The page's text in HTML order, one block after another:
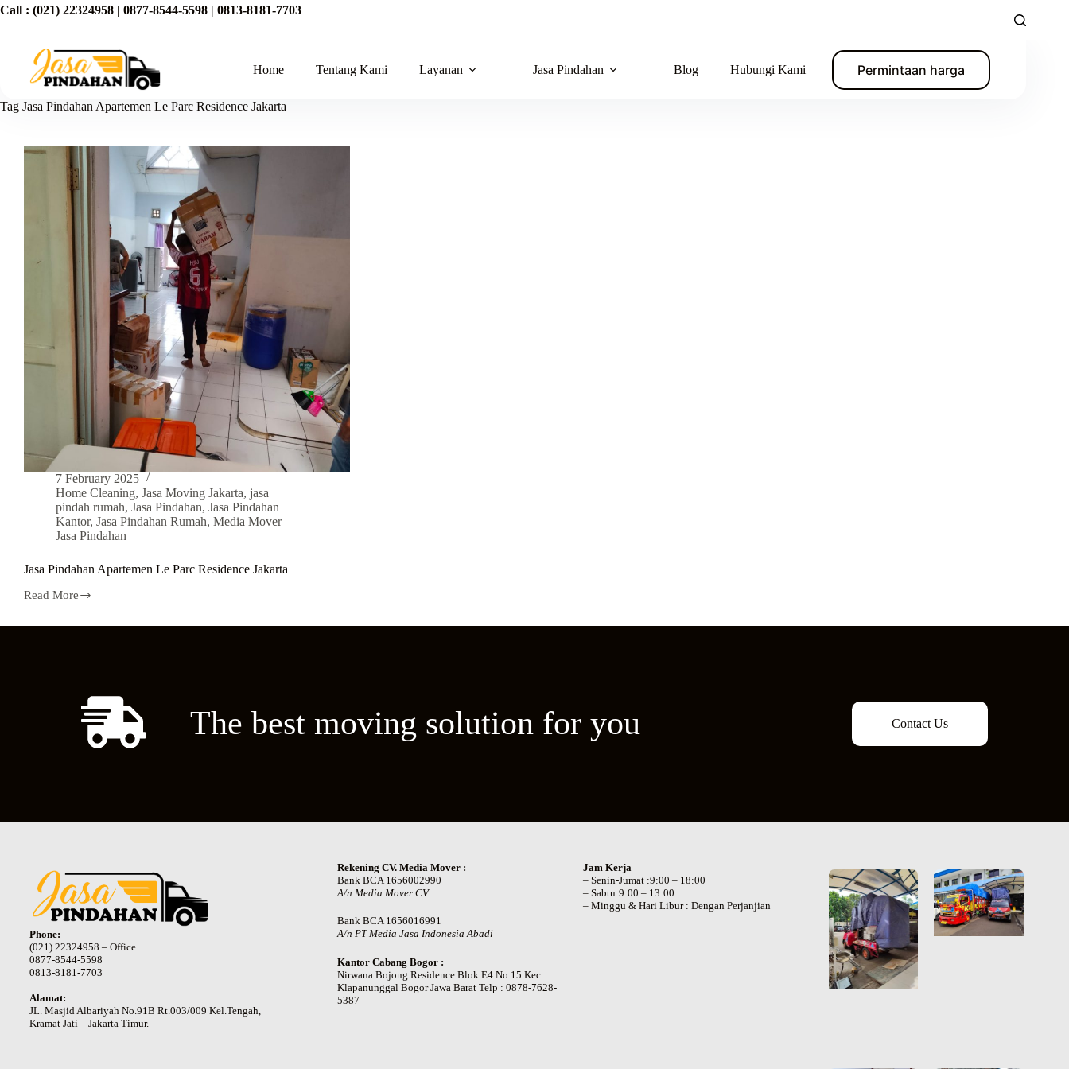
Call : (021) 22324958 | 0877-8544-5598 | 0813-8181-7703
Home Tentang Kami Layanan Jasa Pindahan Blog Hubungi Kami Permintaan harga
Tag Jasa Pindahan Apartemen Le Parc Residence Jakarta
7 February 2025
Home Cleaning, Jasa Moving Jakarta, jasa
pindah rumah, Jasa Pindahan, Jasa Pindahan
Kantor, Jasa Pindahan Rumah, Media Mover
Jasa Pindahan
Jasa Pindahan Apartemen Le Parc Residence Jakarta
Read More
The best moving solution for you Contact Us
Phone:
(021) 22324958 – Office
0877-8544-5598
0813-8181-7703
Alamat:
JL. Masjid Albariyah No.91B Rt.003/009 Kel.Tengah,
Kramat Jati – Jakarta Timur.
Rekening CV. Media Mover :
Bank BCA 1656002990
A/n Media Mover CV
Bank BCA 1656016991
A/n PT Media Jasa Indonesia Abadi
Kantor Cabang Bogor :
Nirwana Bojong Residence Blok E4 No 15 Kec
Klapanunggal Bogor Jawa Barat Telp : 0878-7628-
5387
Jam Kerja
– Senin-Jumat :9:00 – 18:00
– Sabtu:9:00 – 13:00
– Minggu & Hari Libur : Dengan Perjanjian